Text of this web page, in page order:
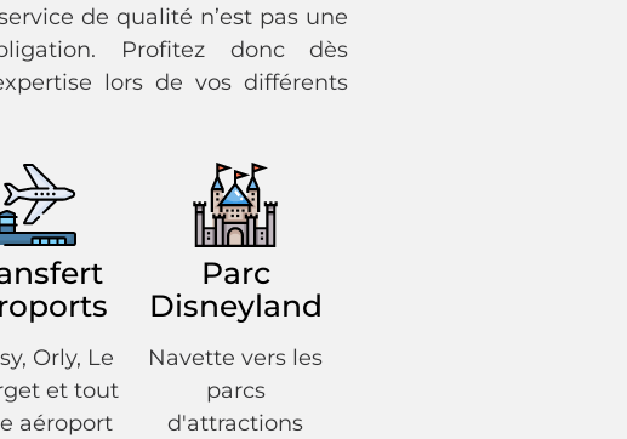
de qualité n’est pas une
Profitez donc dès
lors de vos différents
Orly, Le
et tout
aéroport
Parc
Disneyland
Navette vers les
parcs
d'attractions